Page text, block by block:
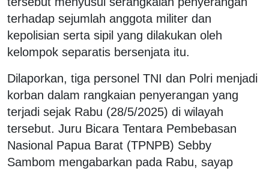
terhadap sejumlah anggota militer dan
kepolisian serta sipil yang dilakukan oleh
kelompok separatis bersenjata itu.
Dilaporkan, tiga personel TNI dan Polri menjadi
korban dalam rangkaian penyerangan yang
terjadi sejak Rabu (28/5/2025) di wilayah
tersebut. Juru Bicara Tentara Pembebasan
Nasional Papua Barat (TPNPB) Sebby
Sambom mengabarkan pada Rabu, sayap